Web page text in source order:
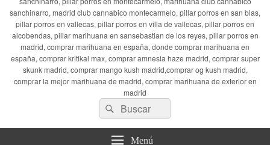
sanchinarro, madrid club cannabico montecarmelo, pillar porros en san blas,
pillar porros en vallecas, pillar porros en villa de vallecas, pillar porros en
alcobendas, pillar marihuana en sansebastian de los reyes, pillar porros en
madrid, comprar marihuana en españa, donde comprar marihuana en
españa, comprar kritikal max, comprar amnesia haze madrid, comprar super
skunk madrid, comprar mango kush madrid,comprar og kush madrid,
comprar la mejor marihuana de madrid, comprar marihuana de exterior en
madrid
Buscar
por:
Buscar
Menú